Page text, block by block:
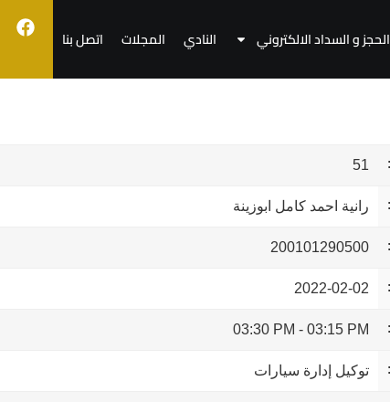
الحجز و السداد الالكتروني النادي المجلات اتصل بنا
51
رانية احمد كامل ابوزينة
200101290500
2022-02-02
03:15 PM
-
03:30 PM
توكيل إدارة سيارات